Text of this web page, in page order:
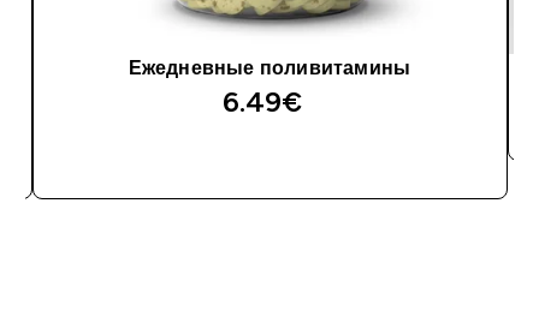
Ежедневные поливитамины
6.49€‎